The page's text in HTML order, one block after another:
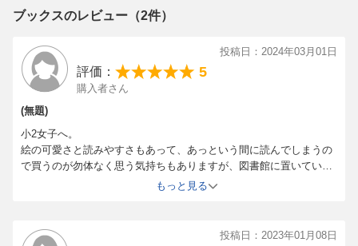
特集ページで、物語の世界に、よりひきこまれます。
3、キーワードは、ねこ、魔法、姫、
想像の世界を広げながら、思いやり、勇気、成長がテーマの物語
を楽しめます。
ブックスのレビュー（2件）
投稿日：2024年03月01日
評価： 5
購入者さん
(無題)
小2女子へ。
絵の可愛さと読みやすさもあって、あっという間に読んでしまうの
で買うのが勿体なく思う気持ちもありますが、図書館に置いていな
もっと見る
投稿日：2023年01月08日